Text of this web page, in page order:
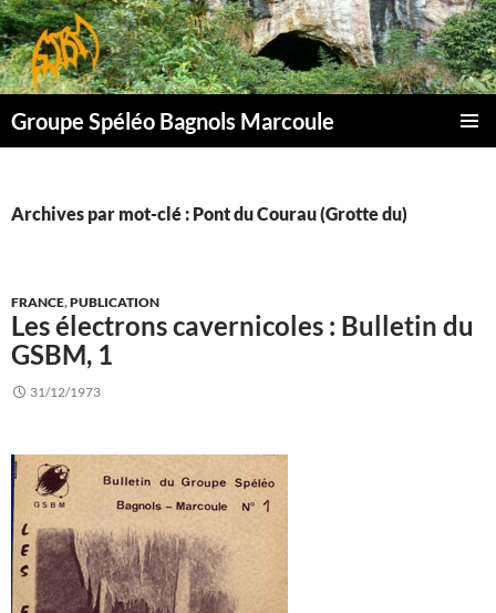
Aller
au
contenu
Groupe Spéléo Bagnols Marcoule
Archives par mot-clé : Pont du Courau (Grotte du)
FRANCE,PUBLICATION
Les électrons cavernicoles : Bulletin du
GSBM, 1
31/12/1973